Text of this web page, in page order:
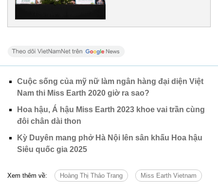
Cuộc sống của mỹ nữ làm ngân hàng đại diện Việt
Nam thi Miss Earth 2020 giờ ra sao?
Hoa hậu, Á hậu Miss Earth 2023 khoe vai trần cùng
đôi chân dài thon
Kỳ Duyên mang phở Hà Nội lên sân khấu Hoa hậu
Siêu quốc gia 2025
Xem thêm về: Hoàng Thị Thảo Trang Miss Earth Vietnam